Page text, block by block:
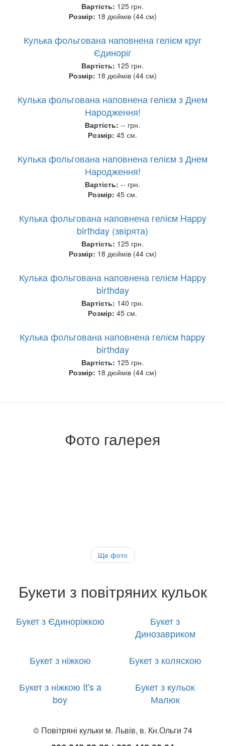
Вартість: 125 грн.
Розмір: 18 дюймів (44 см)
Кулька фольгована наповнена гелієм круг
Єдиноріг
Вартість: 125 грн.
Розмір: 18 дюймів (44 см)
Кулька фольгована наповнена гелієм з Днем
Народження!
Вартість: -- грн.
Розмір: 45 см.
Кулька фольгована наповнена гелієм з Днем
Народження!
Вартість: -- грн.
Розмір: 45 см.
Кулька фольгована наповнена гелієм Happy
birthday (звірята)
Вартість: 125 грн.
Розмір: 18 дюймів (44 см)
Кулька фольгована наповнена гелієм Happy
birthday
Вартість: 140 грн.
Розмір: 45 см.
Кулька фольгована наповнена гелієм happy
birthday
Вартість: 125 грн.
Розмір: 18 дюймів (44 см)
Фото галерея
Ще фото
Букети з повітряних кульок
Букет з Єдиноріжкою
Букет з
Динозавриком
Букет з ніжкою Букет з коляскою
Букет з ніжкою It's a
boy
Букет з кульок
Малюк
© Повітряні кульки м. Львів, в. Кн.Ольги 74